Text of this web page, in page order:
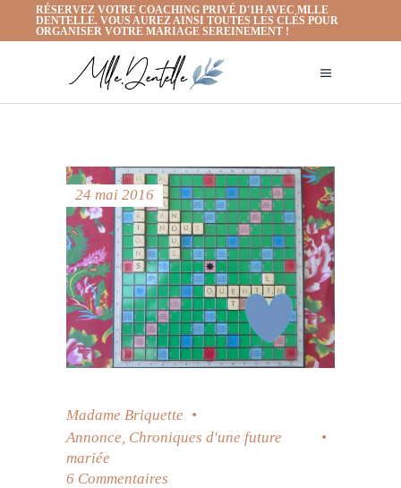
RÉSERVEZ VOTRE COACHING PRIVÉ D'1H AVEC MLLE
DENTELLE. VOUS AUREZ AINSI TOUTES LES CLÉS POUR
ORGANISER VOTRE MARIAGE SEREINEMENT !
24 mai 2016
Madame Briquette
Annonce, Chroniques d'une future
mariée
6 Commentaires